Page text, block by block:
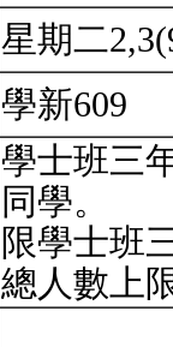
星期二
學新609
學士班三
同學。
限學士班
總人數上